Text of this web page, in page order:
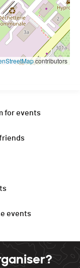
contributors
for events
events